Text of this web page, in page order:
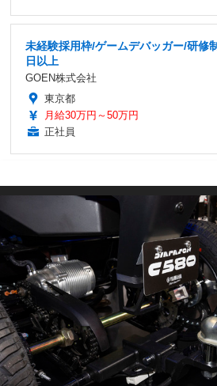
未経験採用枠/ゲームデバッガー/研修
日以上
GOEN株式会社
東京都
月給30万円～50万円
正社員